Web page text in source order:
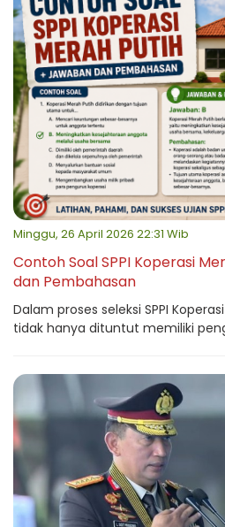
Minggu, 26 April 2026 22:31 Wib
Contoh Soal SPPI Koperasi
dan Pembahasan
Dalam proses seleksi SPPI
tidak hanya dituntut memiliki